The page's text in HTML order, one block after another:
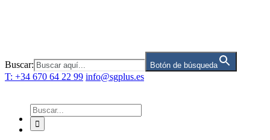
Buscar: Botón de búsqueda
T: +34 670 64 22 99 info@sgplus.es
Buscar: